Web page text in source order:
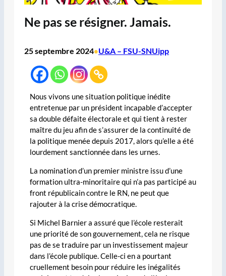
Ne pas se résigner. Jamais.
25 septembre 2024•U&A – FSU-SNUipp
Nous vivons une situation politique inédite
entretenue par un président incapable d’accepter
sa double défaite électorale et qui tient à rester
maître du jeu afin de s’assurer de la continuité de
la politique menée depuis 2017, alors qu’elle a été
lourdement sanctionnée dans les urnes.
La nomination d’un premier ministre issu d’une
formation ultra-minoritaire qui n’a pas participé au
front républicain contre le RN, ne peut que
rajouter à la crise démocratique.
Si Michel Barnier a assuré que l’école resterait
une priorité de son gouvernement, cela ne risque
pas de se traduire par un investissement majeur
dans l’école publique. Celle-ci en a pourtant
cruellement besoin pour réduire les inégalités